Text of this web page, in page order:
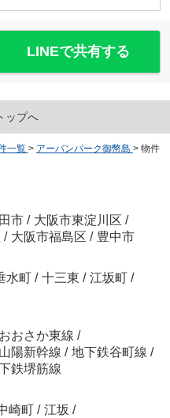
LINEで共有する
ップへ
一覧 > アーバンパーク御幣島 > 物件
市 / 大阪市東淀川区 /
/ 大阪市福島区 / 豊中市
水町 / 十三東 / 江坂町 /
おおさか東線 /
山陽新幹線 / 地下鉄谷町線 /
鉄堺筋線
崎町 / 江坂 /